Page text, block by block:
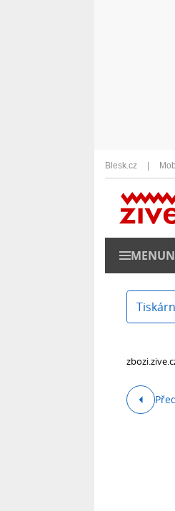
Blesk.cz
MENU